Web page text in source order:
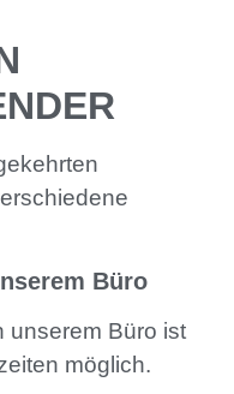
Büro
unserem Büro ist
möglich.